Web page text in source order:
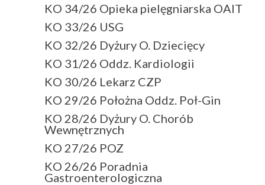
KO 34/26 Opieka pielęgniarska OAIT
KO 33/26 USG
KO 32/26 Dyżury O. Dziecięcy
KO 31/26 Oddz. Kardiologii
KO 30/26 Lekarz CZP
KO 29/26 Położna Oddz. Poł-Gin
KO 28/26 Dyżury O. Chorób
Wewnętrznych
KO 27/26 POZ
KO 26/26 Poradnia
Gastroenterologiczna